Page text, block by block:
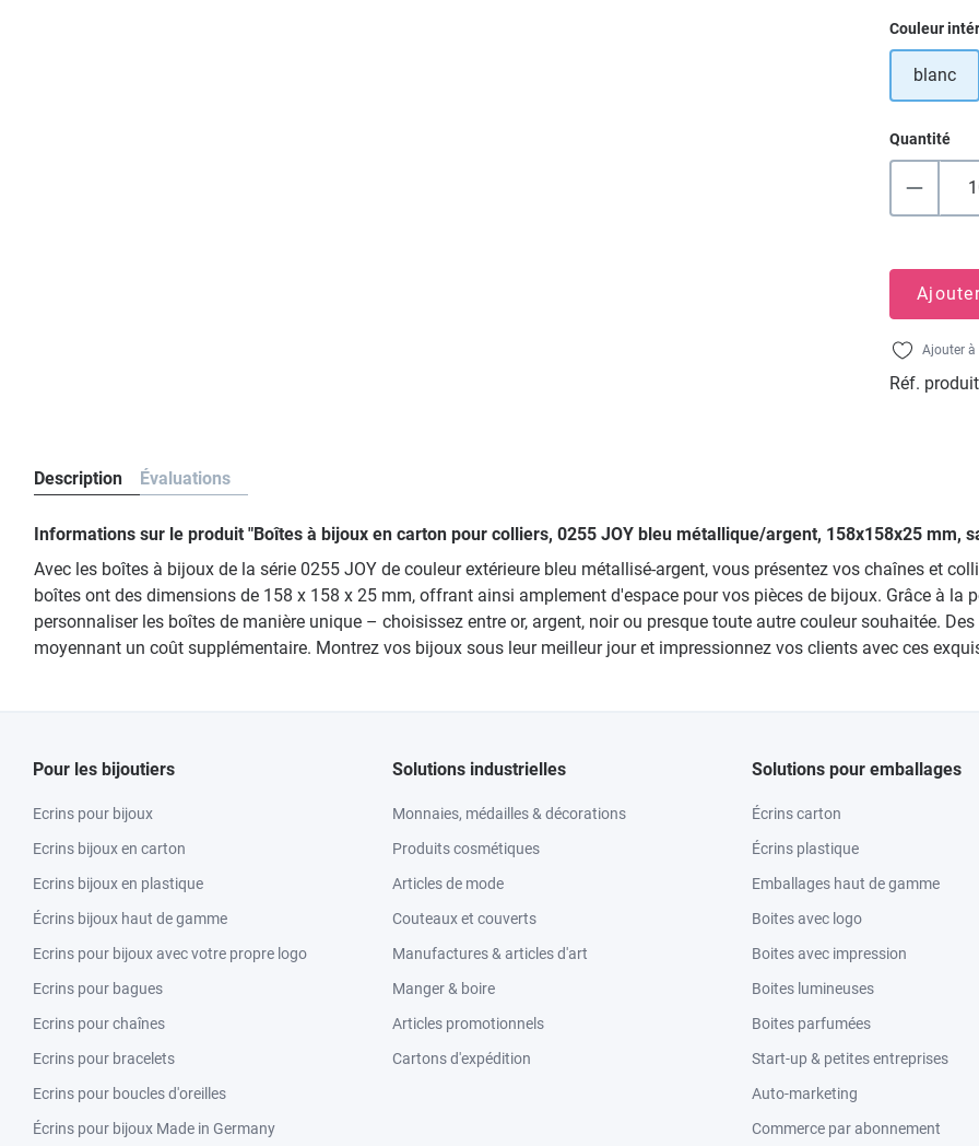
Couleur
blanc
Quantité
Ajouter à
Réf.
Description Évaluations
Informations sur le produit "Boîtes à bijoux en carton pour colliers, 0255 JOY bleu métallique/argent, 158x158x25 mm,
Avec les boîtes à bijoux de la série 0255 JOY de couleur extérieure bleu métallisé-argent, vous présentez vos chaînes et
boîtes ont des dimensions de 158 x 158 x 25 mm, offrant ainsi amplement d'espace pour vos pièces de bijoux. Grâce à la
personnaliser les boîtes de manière unique – choisissez entre or, argent, noir ou presque toute autre couleur souhaitée.
moyennant un coût supplémentaire. Montrez vos bijoux sous leur meilleur jour et impressionnez vos clients avec ces
Pour les bijoutiers
Ecrins pour bijoux
Ecrins bijoux en carton
Ecrins bijoux en plastique
Écrins bijoux haut de gamme
Ecrins pour bijoux avec votre propre logo
Ecrins pour bagues
Ecrins pour chaînes
Ecrins pour bracelets
Ecrins pour boucles d'oreilles
Écrins pour bijoux Made in Germany
Solutions industrielles
Monnaies, médailles & décorations
Produits cosmétiques
Articles de mode
Couteaux et couverts
Manufactures & articles d'art
Manger & boire
Articles promotionnels
Cartons d'expédition
Solutions pour emballages
Écrins carton
Écrins plastique
Emballages haut de gamme
Boites avec logo
Boites avec impression
Boites lumineuses
Boites parfumées
Start-up & petites entreprises
Auto-marketing
Commerce par abonnement